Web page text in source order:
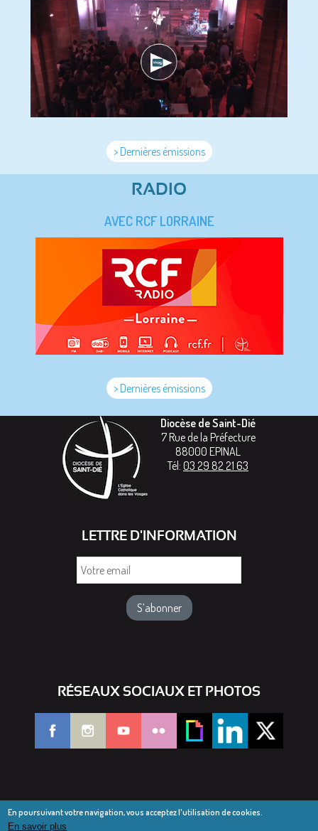
> Dernières émissions
RADIO
AVEC RCF LORRAINE
> Dernières émissions
Diocèse de Saint-Dié
7 Rue de la Préfecture
88000 EPINAL
Tél: 03 29 82 21 63
LETTRE D'INFORMATION
RÉSEAUX SOCIAUX ET PHOTOS
En poursuivant votre navigation, vous acceptez l'utilisation de cookies.
En savoir plus